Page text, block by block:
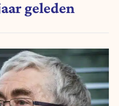
geleden